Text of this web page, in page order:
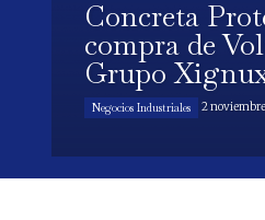
Concreta
compra de
Grupo
Negocios Industriales 2